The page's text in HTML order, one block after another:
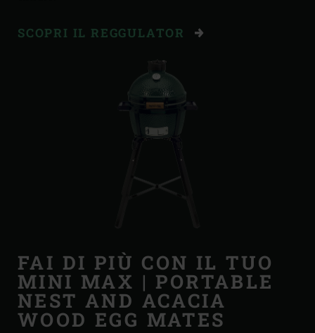
SCOPRI IL REGGULATOR
FAI DI PIÙ CON IL TUO
MINI MAX | PORTABLE
NEST AND ACACIA
WOOD EGG MATES